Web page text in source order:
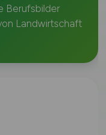
Berufsbilder
Landwirtschaft